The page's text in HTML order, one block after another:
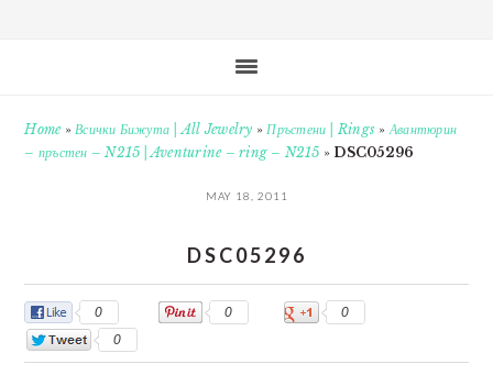
Home»Всички Бижута | All Jewelry »Пръстени | Rings »Авантюрин
– пръстен – N215 | Aventurine – ring – N215 »DSC05296
MAY 18, 2011
DSC05296
0 0
0
0